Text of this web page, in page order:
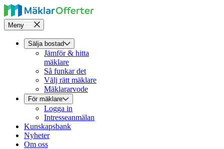
Meny
Sälja bostad
Jämför & hitta
mäklare
Så funkar det
Välj rätt mäklare
Mäklararvode
För mäklare
Logga in
Intresseanmälan
Kunskapsbank
Nyheter
Om oss